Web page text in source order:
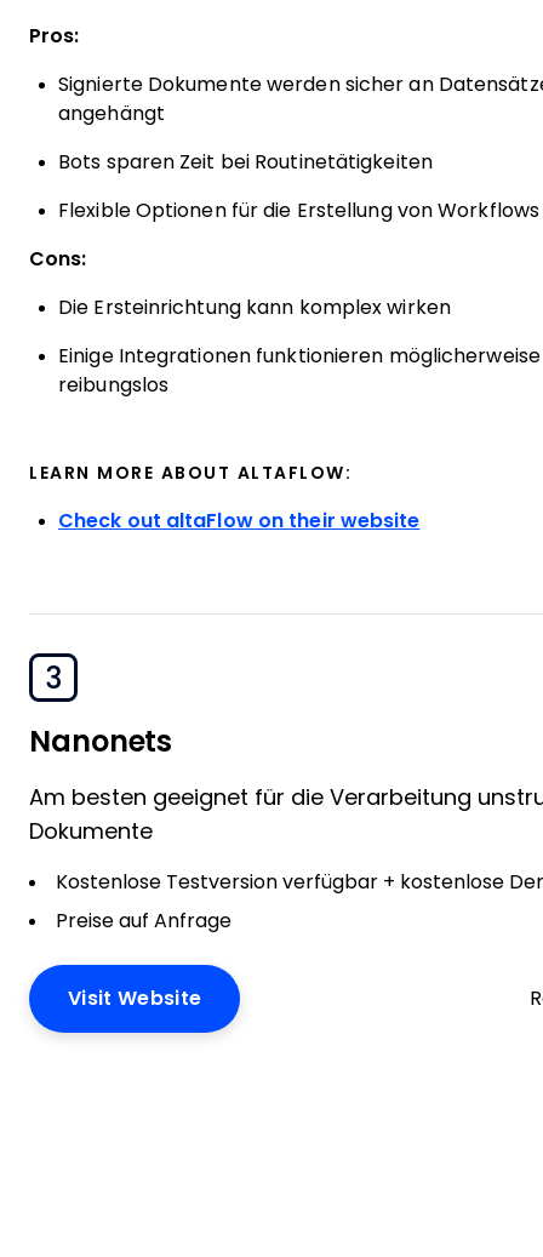
Pros:
Signierte Dokumente werden sicher an
angehängt
Bots sparen Zeit bei Routinetätigkeiten
Flexible Optionen für die Erstellung von Workflows
Cons:
Die Ersteinrichtung kann komplex wirken
Einige Integrationen funktionieren
reibungslos
LEARN MORE ABOUT ALTAFLOW:
Check out altaFlow on their website
3
Nanonets
Am besten geeignet für die Verarbeitung
Dokumente
Kostenlose Testversion verfügbar + kostenlose
Preise auf Anfrage
Visit Website